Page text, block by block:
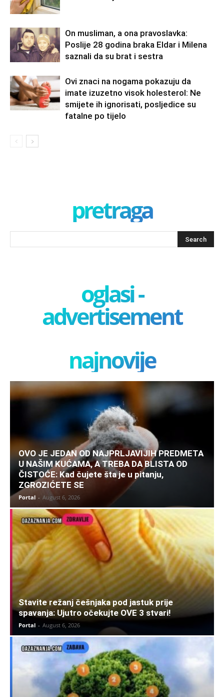
On musliman, a ona pravoslavka:
Poslije 28 godina braka Eldar i Milena
saznali da su brat i sestra
Ovi znaci na nogama pokazuju da
imate izuzetno visok holesterol: Ne
smijete ih ignorisati, posljedice su
fatalne po tijelo
pretraga
oglasi -
advertisement
najnovije
OVO JE JEDAN OD NAJPRLJAVIJIH PREDMETA
U NAŠIM KUĆAMA, A TREBA DA BLISTA OD
ČISTOĆE: Kad čujete šta je u pitanju,
ZGROZIĆETE SE
Portal - August 6, 2026
Stavite režanj češnjaka pod jastuk prije
spavanja: Ujutro očekujte OVE 3 stvari!
Portal - August 6, 2026